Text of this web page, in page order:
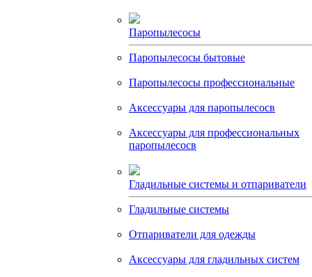
Паропылесосы
Паропылесосы бытовые
Паропылесосы профессиональные
Аксессуары для паропылесосв
Аксессуары для профессиональных
паропылесосв
Гладильные системы и отпариватели
Гладильные системы
Отпариватели для одежды
Аксессуары для гладильных систем